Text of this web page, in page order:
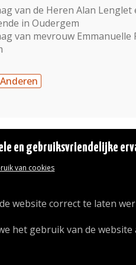
van de Heren Alan Lenglet
in Oudergem
van mevrouw Emmanuelle
Tel. : 02/
en gebruiksvriendelijke
van cookies
website correct te laten
het gebruik van de